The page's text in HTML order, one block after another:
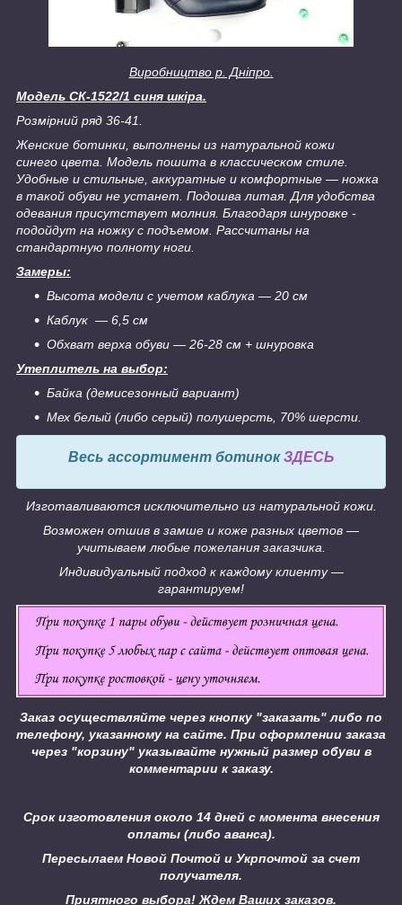
Виробництво р. Дніпро.
Модель СК-1522/1 синя шкіра.
Розмірний ряд 36-41.
Женские ботинки, выполнены из натуральной кожи
синего цвета. Модель пошита в классическом стиле.
Удобные и стильные, аккуратные и комфортные ― ножка
в такой обуви не устанет. Подошва литая. Для удобства
одевания присутствует молния. Благодаря шнуровке -
подойдут на ножку с подъемом. Рассчитаны на
стандартную полноту ноги.
Замеры:
Высота модели с учетом каблука ― 20 см
Каблук ― 6,5 см
Обхват верха обуви ― 26-28 см + шнуровка
Утеплитель на выбор:
Байка (демисезонный вариант)
Мех белый (либо серый) полушерсть, 70% шерсти.
Весь ассортимент ботинокЗДЕСЬ
Изготавливаются исключительно из натуральной кожи.
Возможен отшив в замше и коже разных цветов ―
учитываем любые пожелания заказчика.
Индивидуальный подход к каждому клиенту ―
гарантируем!
Заказ осуществляйте через кнопку "заказать" либо по
телефону, указанному на сайте. При оформлении заказа
через "корзину" указывайте нужный размер обуви в
комментарии к заказу.
Срок изготовления около 14 дней с момента внесения
оплаты (либо аванса).
Пересылаем Новой Почтой и Укрпочтой за счет
получателя.
Приятного выбора! Ждем Ваших заказов.